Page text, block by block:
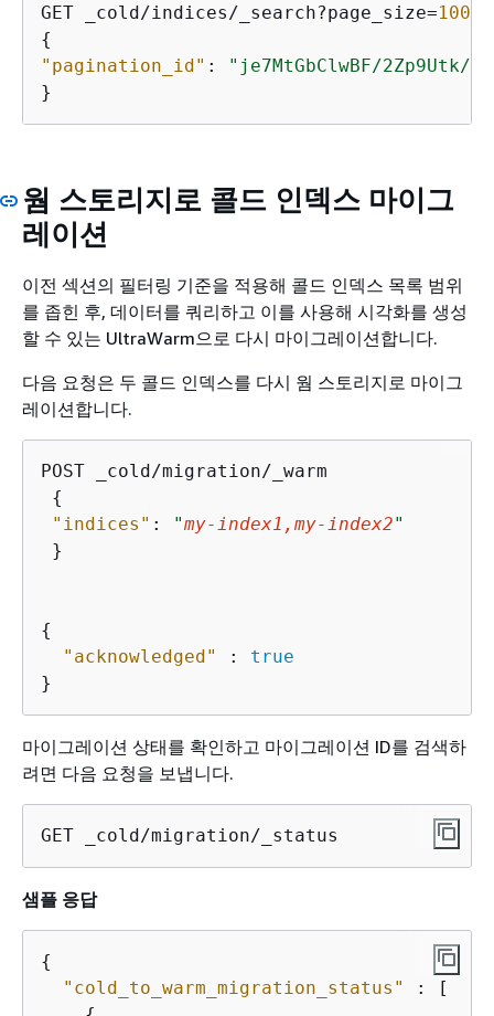
GET _cold/indices/_search?page_size=100
{
"pagination_id" :
"je7MtGbClwBF/2Zp9Utk/
}
웜 스토리지로 콜드 인덱스 마이그
레이션
이전 섹션의 필터링 기준을 적용해 콜드 인덱스 목록 범위
를 좁힌 후, 데이터를 쿼리하고 이를 사용해 시각화를 생성
할 수 있는 UltraWarm으로 다시 마이그레이션합니다.
다음 요청은 두 콜드 인덱스를 다시 웜 스토리지로 마이그
레이션합니다.
POST _cold/migration/_warm
{
"indices" : "my-index1,my-index2"
}
{
"acknowledged"
: true
}
마이그레이션 상태를 확인하고 마이그레이션 ID를 검색하
려면 다음 요청을 보냅니다.
GET _cold/migration/_status
샘플 응답
{
"cold_to_warm_migration_status"
: [